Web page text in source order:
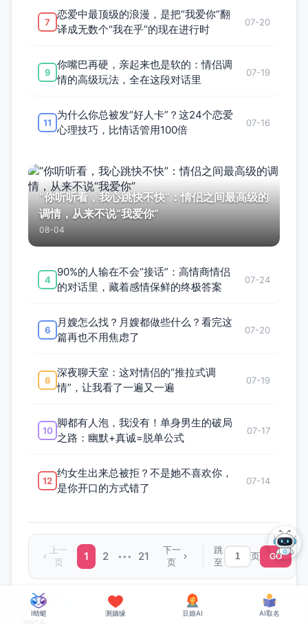
7
恋爱中最顶级的浪漫，是把“我爱你”翻
译成无数个“我在乎”的现在进行时
07-20
9
你嘴巴再硬，亲起来也是软的：情侣调
情的高级玩法，全在这段对话里
07-19
11
为什么你总被发“好人卡”？这24个恋爱
心理技巧，比情话管用100倍
07-16
“你听听看，我心跳快不快”：情侣之间最高级的
调情，从来不说“我爱你”
08-04
4
90%的人输在不会“接话”：高情商情侣
的对话里，藏着感情保鲜的终极答案
07-24
6
月嫂怎么找？月嫂都做些什么？看完这
篇再也不用焦虑了
07-20
8
深夜聊天室：这对情侣的“推拉式调
情”，让我看了一遍又一遍
07-19
10
脚都有人泡，我没有！单身男生的破局
之路：幽默+真诚=脱单公式
07-17
12
约女生出来总被拒？不是她不喜欢你，
是你开口的方式错了
07-14
上一
页
1 2 ••• 21
下一
页
跳
至
页 GO
I蜻蜓 测姻缘 豆娘AI AI取名